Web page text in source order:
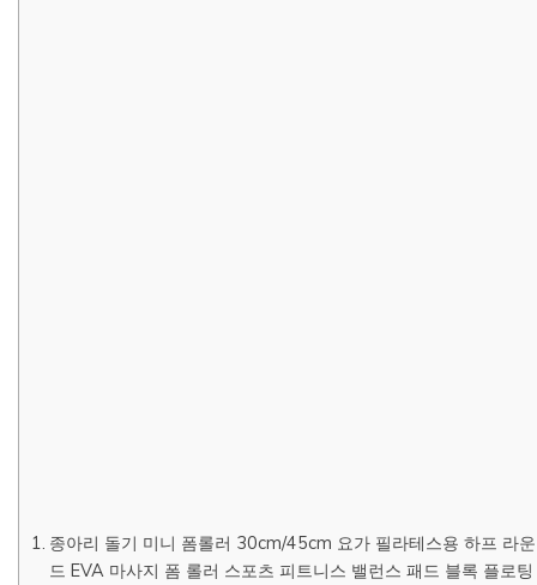
종아리 돌기 미니 폼롤러 30cm/45cm 요가 필라테스용 하프 라운
드 EVA 마사지 폼 롤러 스포츠 피트니스 밸런스 패드 블록 플로팅